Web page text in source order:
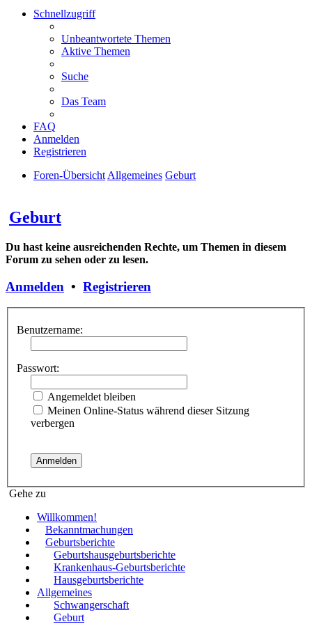
Schnellzugriff
Unbeantwortete Themen
Aktive Themen
Suche
Das Team
FAQ
Anmelden
Registrieren
Foren-Übersicht Allgemeines Geburt
Geburt
Du hast keine ausreichenden Rechte, um Themen in diesem
Forum zu sehen oder zu lesen.
Anmelden • Registrieren
Benutzername:
Passwort:
Angemeldet bleiben
Meinen Online-Status während dieser Sitzung
verbergen
Gehe zu
Willkommen!
Bekanntmachungen
Geburtsberichte
Geburtshausgeburtsberichte
Krankenhaus-Geburtsberichte
Hausgeburtsberichte
Allgemeines
Schwangerschaft
Geburt